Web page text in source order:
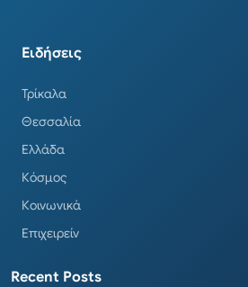
Ειδήσεις
Τρίκαλα
Θεσσαλία
Ελλάδα
Κόσμος
Κοινωνικά
Επιχειρείν
Recent Posts